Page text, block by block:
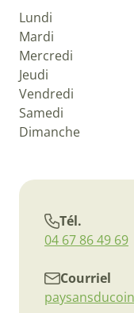
Lundi
Mardi
Mercredi
Jeudi
Vendredi
Samedi
Dimanche
Tél.
04 67 86 49 69
Courriel